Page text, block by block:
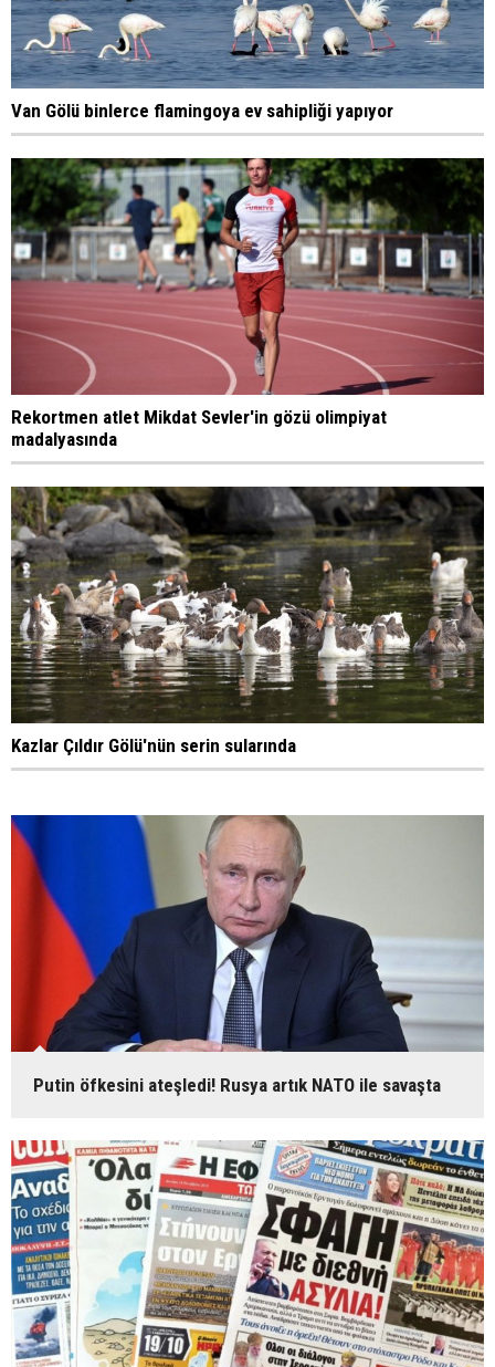
Van Gölü binlerce flamingoya ev sahipliği yapıyor
Rekortmen atlet Mikdat Sevler'in gözü olimpiyat
madalyasında
Kazlar Çıldır Gölü'nün serin sularında
Putin öfkesini ateşledi! Rusya artık NATO ile savaşta